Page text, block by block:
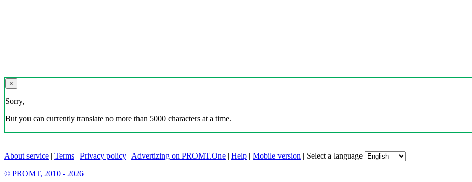
×
Sorry,
But you can currently translate no more than 5000 characters at a time.
About service | Terms | Privacy policy | Advertizing on PROMT.One | Help | Mobile version | Select a language
© PROMT, 2010 - 2026